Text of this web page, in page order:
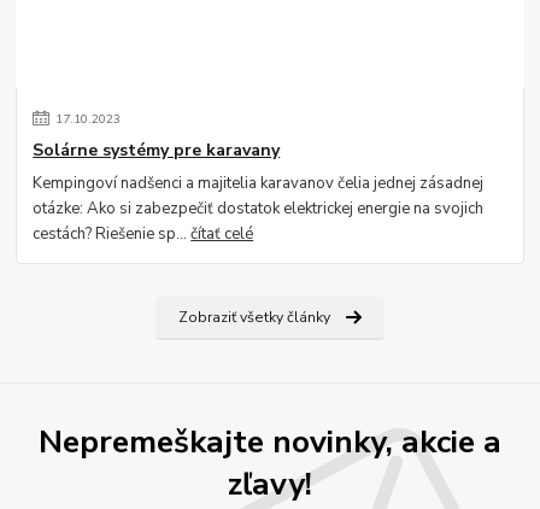
17.10.2023
Solárne systémy pre karavany
Kempingoví nadšenci a majitelia karavanov čelia jednej zásadnej
otázke: Ako si zabezpečiť dostatok elektrickej energie na svojich
cestách? Riešenie sp...čítať celé
Zobraziť všetky články
Nepremeškajte novinky, akcie a
zľavy!